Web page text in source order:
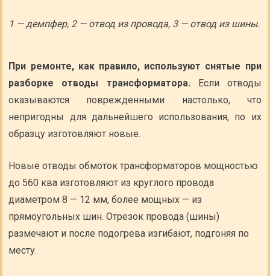
1 — демпфер, 2 — отвод из провода, 3 — отвод из шины.
При ремонте, как правило, используют снятые при
разборке отводы трансформатора. Если отводы
оказываются поврежденными настолько, что
непригодны для дальнейшего использования, по их
образцу изготовляют новые.
Новые отводы обмоток трансформаторов мощностью
до 560 ква изготовляют из круглого провода
диаметром 8 — 12 мм, более мощных — из
прямоугольных шин. Отрезок провода (шины)
размечают и после подогрева изгибают, подгоняя по
месту.